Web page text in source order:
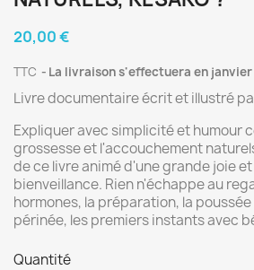
20,00 €
TTC La livraison s'effectuera en janvier
Livre documentaire écrit et illustré
Expliquer avec simplicité et humour
grossesse et l'accouchement
de ce livre animé d'une grande joie
bienveillance. Rien n'échappe au
hormones, la préparation, la
périnée, les premiers instants avec
Quantité